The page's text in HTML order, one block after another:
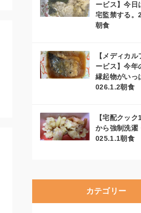
ービス】今日
宅監禁する。
朝食
【メディカ
ービス】今年
縁起物がいっ
026.1.2朝食
【宅配クッ
から強制洗濯
025.1.1朝食
カテゴリー